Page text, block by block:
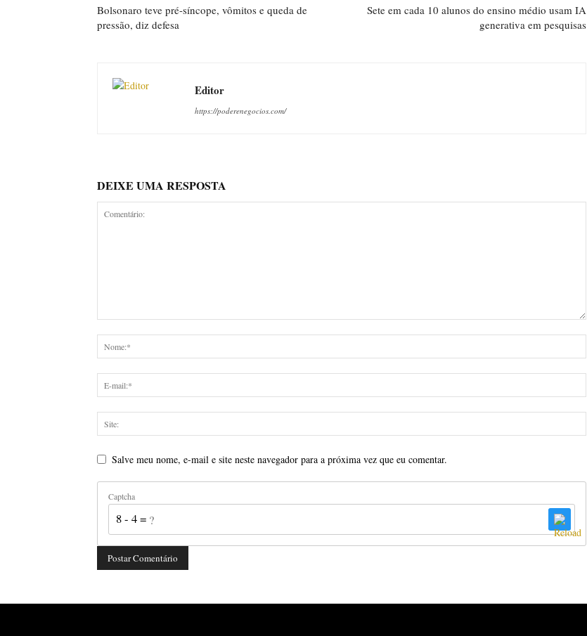
Bolsonaro teve pré-síncope, vômitos e queda de
pressão, diz defesa
Sete em cada 10 alunos do ensino médio usam IA
generativa em pesquisas
Editor
https://poderenegocios.com/
DEIXE UMA RESPOSTA
Salve meu nome, e-mail e site neste navegador para a próxima vez que eu comentar.
Captcha
8 - 4 = ?